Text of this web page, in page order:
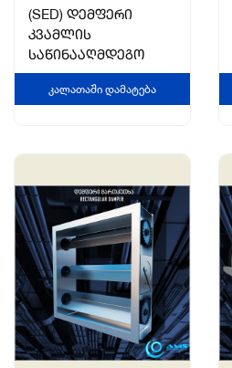
(SED) დემფერი
კვამლის
საწინააღმდეგო
nᲙალათაში Დამატება